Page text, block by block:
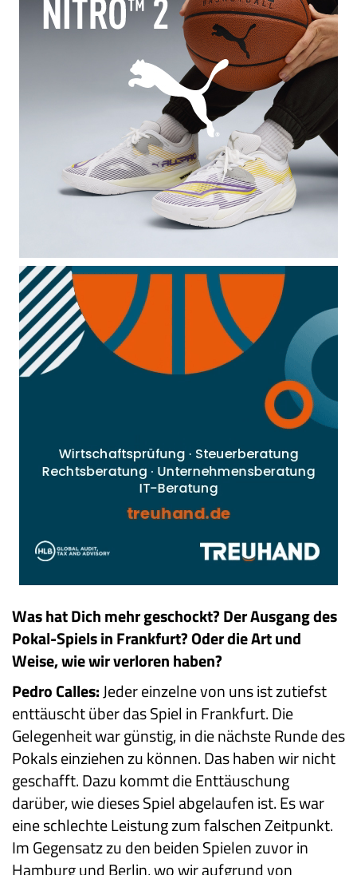
Was hat Dich mehr geschockt? Der Ausgang des
Pokal-Spiels in Frankfurt? Oder die Art und
Weise, wie wir verloren haben?
Pedro Calles:Jeder einzelne von uns ist zutiefst
enttäuscht über das Spiel in Frankfurt. Die
Gelegenheit war günstig, in die nächste Runde des
Pokals einziehen zu können. Das haben wir nicht
geschafft. Dazu kommt die Enttäuschung
darüber, wie dieses Spiel abgelaufen ist. Es war
eine schlechte Leistung zum falschen Zeitpunkt.
Im Gegensatz zu den beiden Spielen zuvor in
Hamburg und Berlin, wo wir aufgrund von